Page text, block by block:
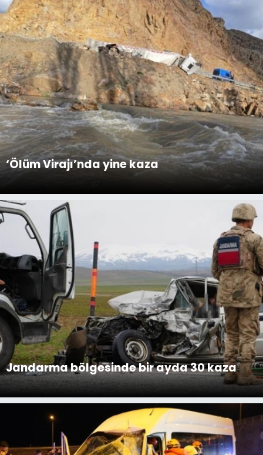
‘Ölüm Virajı’nda yine kaza
Jandarma bölgesinde bir ayda 30 kaza